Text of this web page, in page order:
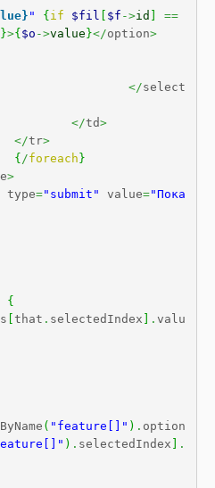
" { if $fil $f ->id
==
}>{ $o ->value }</option>
</select
</td>
</tr>
{ /foreach }
>
type="submit" value="Пока
{
that . selectedIndex . valu
( "feature[]" ) . option
) . selectedIndex
.